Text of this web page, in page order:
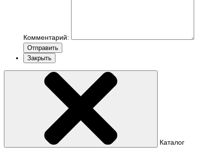
Комментарий:
Отправить
Закрыть
Каталог